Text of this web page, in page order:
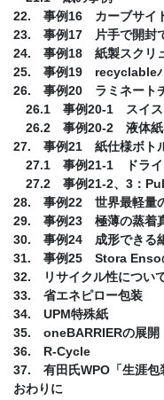
22. 事例16 カーブサイ
23. 事例17 片手で開封
24. 事例18 紙製スクリ
25. 事例19 recyclable
26. 事例20 ラミネート
26.1 事例20-1 スイス
26.2 事例20-2 液体紙
27. 事例21 紙仕様ボト
27.1 事例21-1 ドライ
27.2 事例21-2、3：
28. 事例22 世界最軽量
29. 事例23 極薄の蒸着
30. 事例24 成形できる
31. 事例25 Stora Enso
32. リサイクル性につい
33. 省エネピロー包装
34. UPM特殊紙
35. oneBARRIERの展開
36. R-Cycle
37. 有田氏WPO「生涯包
おわりに